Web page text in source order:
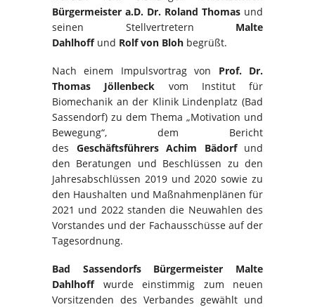
Bürgermeister a.D. Dr. Roland Thomas und
seinen Stellvertretern Malte
Dahlhoffund Rolf von Bloh begrüßt.
Nach einem Impulsvortrag von Prof. Dr.
Thomas Jöllenbeck vom Institut für
Biomechanik an der Klinik Lindenplatz (Bad
Sassendorf) zu dem Thema „Motivation und
Bewegung“, dem Bericht
des Geschäftsführers Achim Bädorfund
den Beratungen und Beschlüssen zu den
Jahresabschlüssen 2019 und 2020 sowie zu
den Haushalten und Maßnahmenplänen für
2021 und 2022 standen die Neuwahlen des
Vorstandes und der Fachausschüsse auf der
Tagesordnung.
Bad Sassendorfs Bürgermeister Malte
Dahlhoffwurde einstimmig zum neuen
Vorsitzenden des Verbandes gewählt und